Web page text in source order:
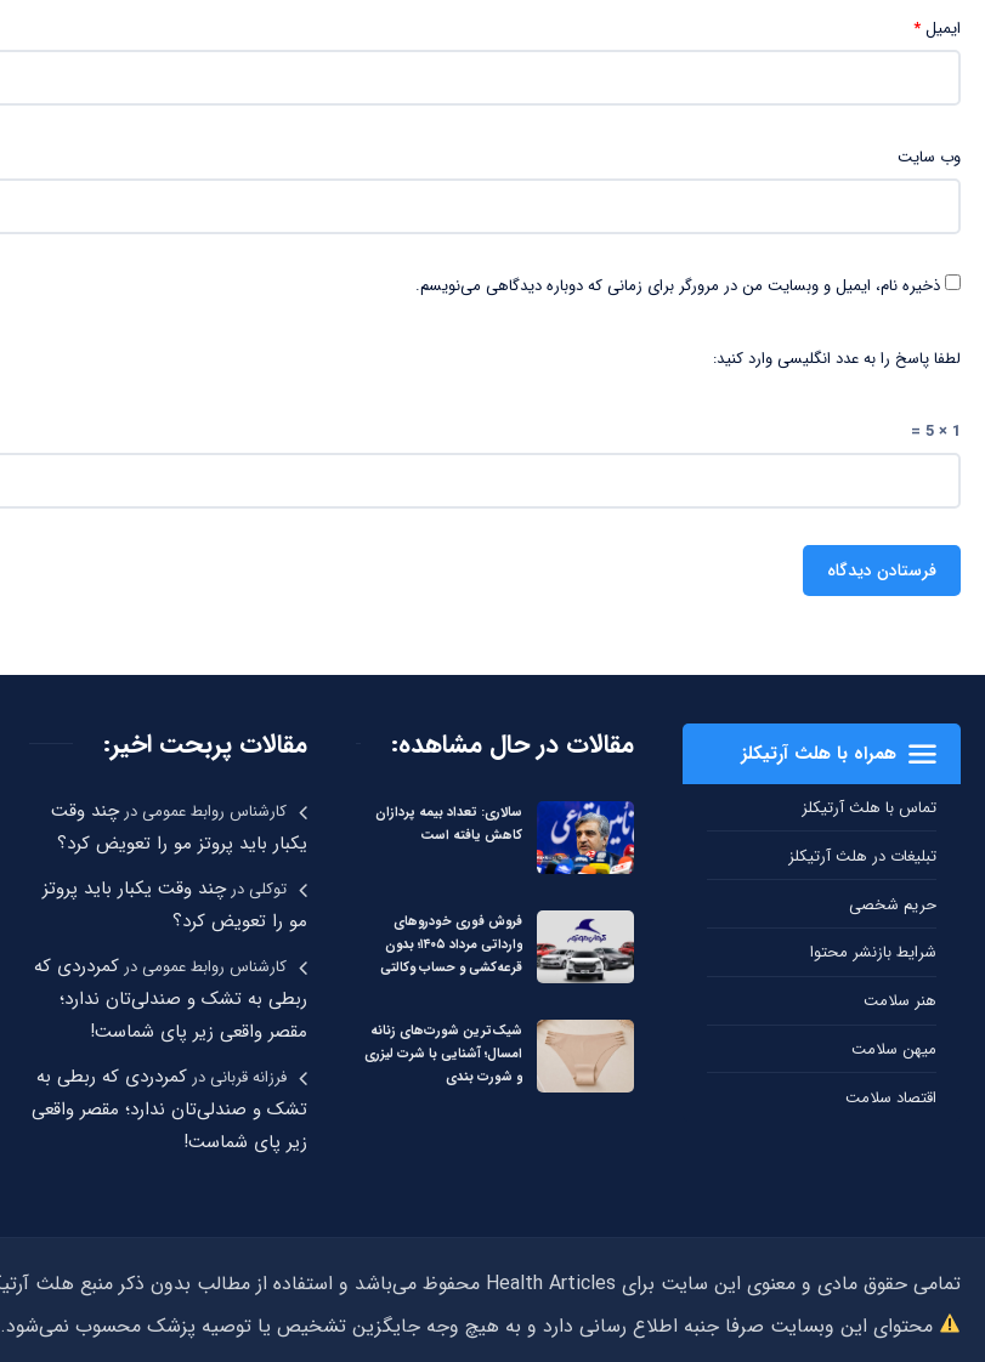
ایمیل*
وب‌ سایت
ذخیره نام، ایمیل و وبسایت من در مرورگر برای زمانی که دوباره دیدگاهی می‌نویسم.
لطفا پاسخ را به عدد انگلیسی وارد کنید:
1 × 5 =
همراه با هلث آرتیکلز
تماس با هلث آرتیکلز
تبلیغات در هلث آرتیکلز
حریم شخصی
شرایط بازنشر محتوا
هنر سلامت
میهن سلامت
اقتصاد سلامت
مقالات در حال مشاهده:
سالاری: تعداد بیمه پردازان
کاهش یافته است
فروش فوری خودروهای
وارداتی مرداد ۱۴۰۵؛ بدون
قرعه‌کشی و حساب وکالتی
شیک‌ترین شورت‌های زنانه
امسال؛ آشنایی با شرت لیزری
و شورت بندی
مقالات پربحت اخیر:
کارشناس روابط عمومیدرچند وقت
یکبار باید پروتز مو را تعویض کرد؟
توکلیدرچند وقت یکبار باید پروتز
مو را تعویض کرد؟
کارشناس روابط عمومیدر کمردردی که
ربطی به تشک و صندلی‌تان ندارد؛
مقصر واقعی زیر پای شماست!
فرزانه قربانیدر کمردردی که ربطی به
تشک و صندلی‌تان ندارد؛ مقصر واقعی
زیر پای شماست!
تمامی حقوق مادی و معنوی این سایت برای Health Articles محفوظ می‌باشد و استفاده از مطالب بدون ذکر منبع هلث آرتیکلز پیگرد قانونی دارد.
محتوای این وبسایت صرفا جنبه اطلاع رسانی دارد و به هیچ وجه جایگزین تشخیص یا توصیه پزشک محسوب نمی‌شود.